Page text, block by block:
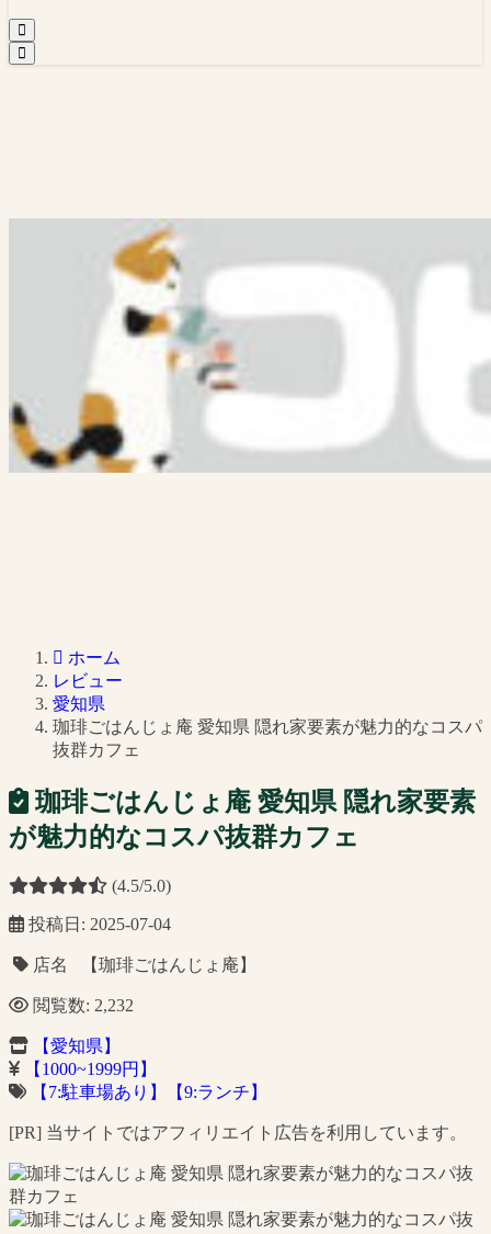
ホーム
レビュー
愛知県
珈琲ごはんじょ庵 愛知県 隠れ家要素が魅力的なコスパ
抜群カフェ
珈琲ごはんじょ庵 愛知県 隠れ家要素
が魅力的なコスパ抜群カフェ
(4.5/5.0)
投稿日: 2025-07-04
店名 【珈琲ごはんじょ庵】
閲覧数: 2,232
【愛知県】
【1000~1999円】
【7:駐車場あり】
【9:ランチ】
[PR] 当サイトではアフィリエイト広告を利用しています。
cafe-coffee-lab.com